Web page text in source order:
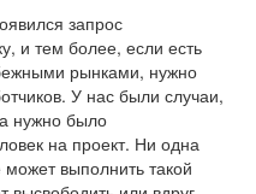
запрос
и тем более, если есть
рынками, нужно
У нас были случаи,
нужно было
на проект. Ни одна
выполнить такой